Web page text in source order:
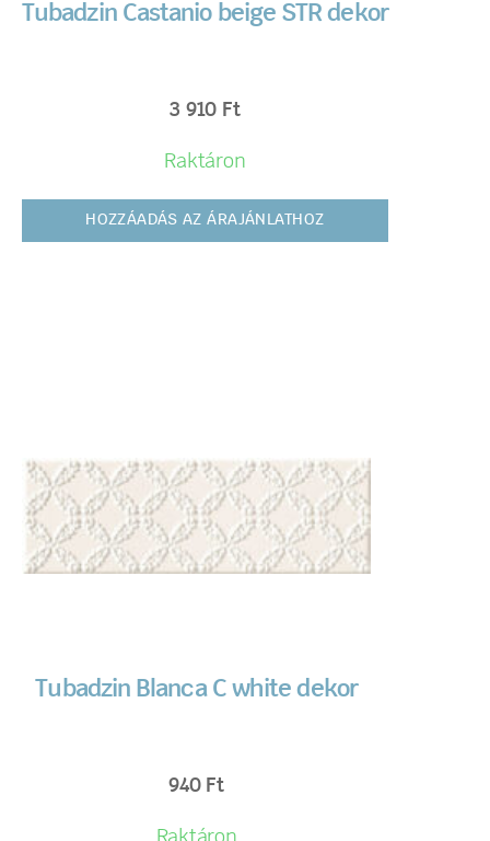
Tubadzin Castanio beige STR dekor
3 910 Ft
Raktáron
HOZZÁADÁS AZ ÁRAJÁNLATHOZ
Tubadzin Blanca C white dekor
940 Ft